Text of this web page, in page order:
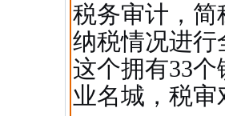
税务审计，
纳税情况进
这个拥有33
业名城，税